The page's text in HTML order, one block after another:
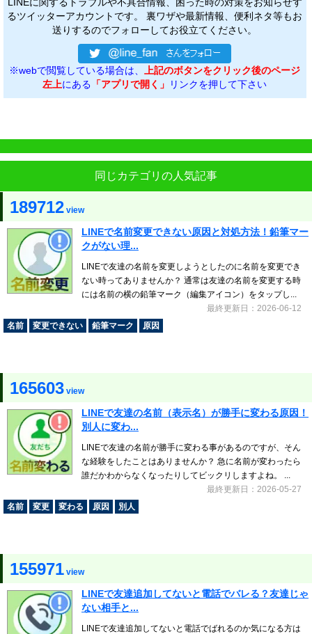
るツイッターアカウントです。 裏ワザや最新情報、便利ネタ等もお
送りするのでフォローしてお役立てください。
※webで閲覧している場合は、
上記のボタンをクリック後のページ
左上にある 「アプリで開く」 リンクを押して下さい
同じカテゴリの人気記事
189712 view
LINEで名前変更できない原因と対処方法！鉛筆マー
クがない理...
LINEで友達の名前を変更しようとしたのに名前を変更でき
ない時ってありませんか？ 通常は友達の名前を変更する時
には名前の横の鉛筆マーク（編集アイコン）をタップし...
最終更新日：2026-06-12
名前
変更できない 鉛筆マーク 原因
165603 view
LINEで友達の名前（表示名）が勝手に変わる原因！
別人に変わ...
LINEで友達の名前が勝手に変わる事があるのですが、そん
な経験をしたことはありませんか？ 急に名前が変わったら
誰だかわからなくなったりしてビックリしますよね。 ...
最終更新日：2026-05-27
名前
変更 変わる 原因 別人
155971 view
LINEで友達追加してないと電話でバレる？友達じゃ
ない相手と...
LINEで友達追加してないと電話でばれるのか気になる方は